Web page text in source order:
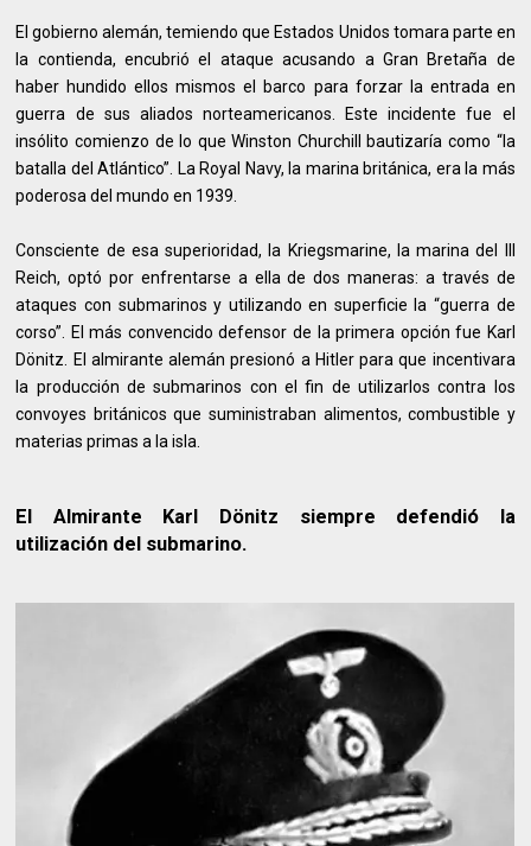
El gobierno alemán, temiendo que Estados Unidos tomara parte en
la contienda, encubrió el ataque acusando a Gran Bretaña de
haber hundido ellos mismos el barco para forzar la entrada en
guerra de sus aliados norteamericanos. Este incidente fue el
insólito comienzo de lo que Winston Churchill bautizaría como “la
batalla del Atlántico”. La Royal Navy, la marina británica, era la más
poderosa del mundo en 1939.
Consciente de esa superioridad, la Kriegsmarine, la marina del III
Reich, optó por enfrentarse a ella de dos maneras: a través de
ataques con submarinos y utilizando en superficie la “guerra de
corso”. El más convencido defensor de la primera opción fue Karl
Dönitz. El almirante alemán presionó a Hitler para que incentivara
la producción de submarinos con el fin de utilizarlos contra los
convoyes británicos que suministraban alimentos, combustible y
materias primas a la isla.
El Almirante Karl Dönitz siempre defendió la
utilización del submarino.